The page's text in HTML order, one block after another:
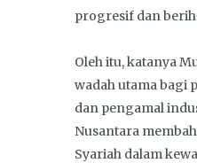
progresif dan
Oleh itu, katanya
wadah utama bagi
dan pengamal
Nusantara
Syariah dalam